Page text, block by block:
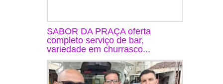
SABOR DA PRAÇA oferta
completo serviço de bar,
variedade em churrasco...